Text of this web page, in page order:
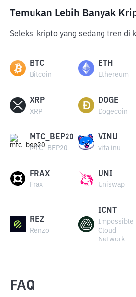
Temukan Lebih Banyak
Seleksi kripto yang sedang tren di
BTC
Bitcoin
ETH
Ethereum
XRP
XRP
DOGE
Dogecoin
MTC_BEP20
MTC_BEP20
VINU
vita inu
FRAX
Frax
UNI
Uniswap
REZ
Renzo
ICNT
Impossible
Cloud
Network
FAQ